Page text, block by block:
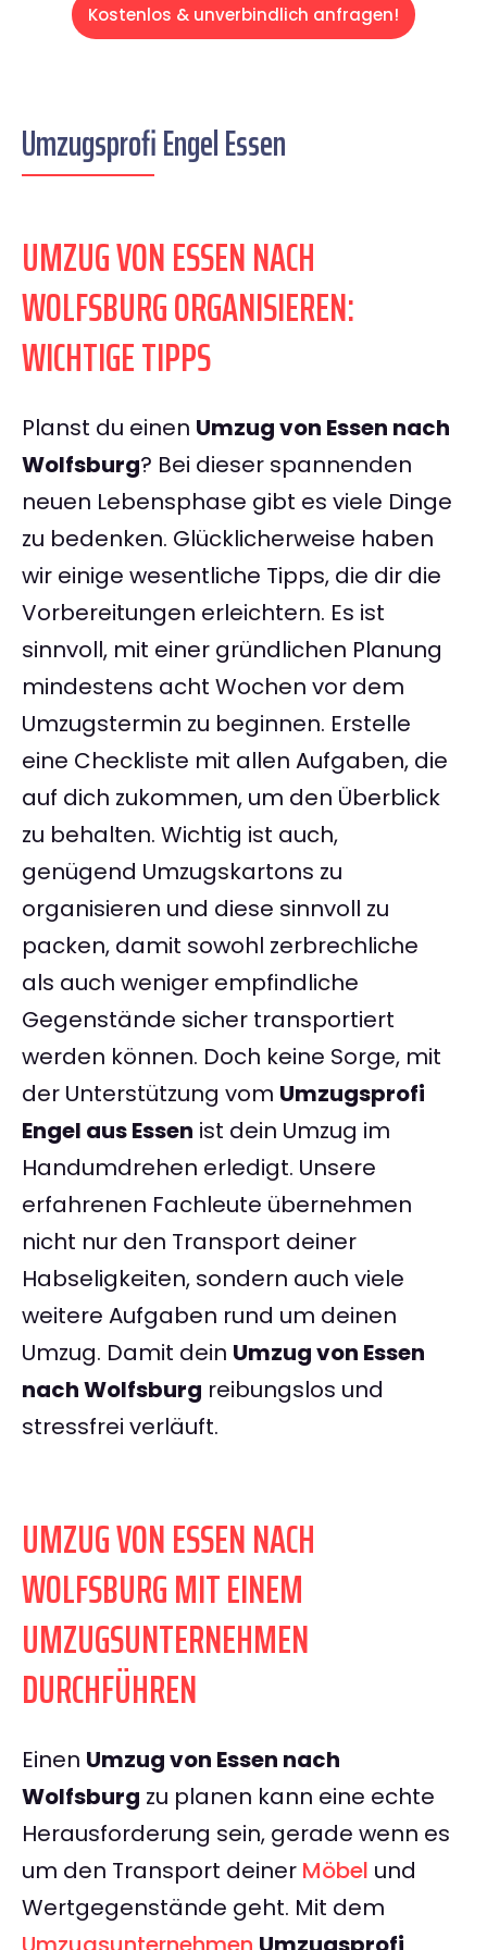
Kostenlos & unverbindlich anfragen!
Umzugsprofi Engel Essen
UMZUG VON ESSEN NACH
WOLFSBURG ORGANISIEREN:
WICHTIGE TIPPS
Planst du einen Umzug von Essen nach
Wolfsburg? Bei dieser spannenden
neuen Lebensphase gibt es viele Dinge
zu bedenken. Glücklicherweise haben
wir einige wesentliche Tipps, die dir die
Vorbereitungen erleichtern. Es ist
sinnvoll, mit einer gründlichen Planung
mindestens acht Wochen vor dem
Umzugstermin zu beginnen. Erstelle
eine Checkliste mit allen Aufgaben, die
auf dich zukommen, um den Überblick
zu behalten. Wichtig ist auch,
genügend Umzugskartons zu
organisieren und diese sinnvoll zu
packen, damit sowohl zerbrechliche
als auch weniger empfindliche
Gegenstände sicher transportiert
werden können. Doch keine Sorge, mit
der Unterstützung vom Umzugsprofi
Engel aus Essen ist dein Umzug im
Handumdrehen erledigt. Unsere
erfahrenen Fachleute übernehmen
nicht nur den Transport deiner
Habseligkeiten, sondern auch viele
weitere Aufgaben rund um deinen
Umzug. Damit dein Umzug von Essen
nach Wolfsburg reibungslos und
stressfrei verläuft.
UMZUG VON ESSEN NACH
WOLFSBURG MIT EINEM
UMZUGSUNTERNEHMEN
DURCHFÜHREN
Einen Umzug von Essen nach
Wolfsburg zu planen kann eine echte
Herausforderung sein, gerade wenn es
um den Transport deiner Möbel und
Wertgegenstände geht. Mit dem